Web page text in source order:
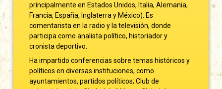
principalmente en Estados Unidos, Italia, Alemania,
Francia, España, Inglaterra y México). Es
comentarista en la radio y la televisión, donde
participa como analista político, historiador y
cronista deportivo.
Ha impartido conferencias sobre temas históricos y
políticos en diversas instituciones, como
ayuntamientos, partidos políticos; Club de